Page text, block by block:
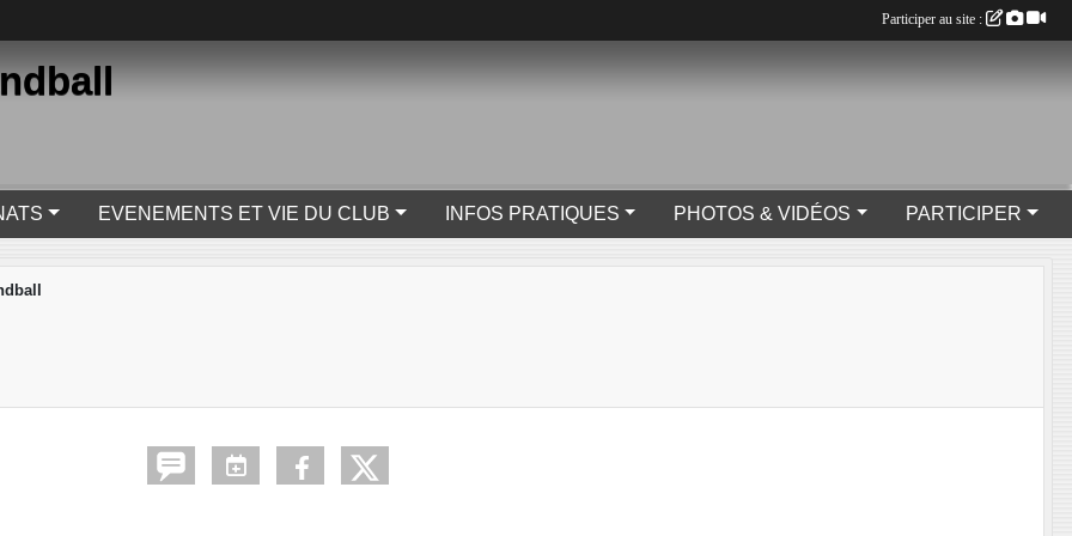
EVENEMENTS ET VIE DU CLUB INFOS PRATIQUES PHOTOS & VIDÉOS PARTICIPER
Participer au site :